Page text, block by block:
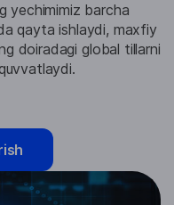
yechimimiz barcha
qayta ishlaydi, maxfiy
doiradagi global tillarni